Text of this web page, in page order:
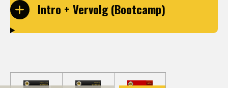
Intro + Vervolg (Bootcamp)